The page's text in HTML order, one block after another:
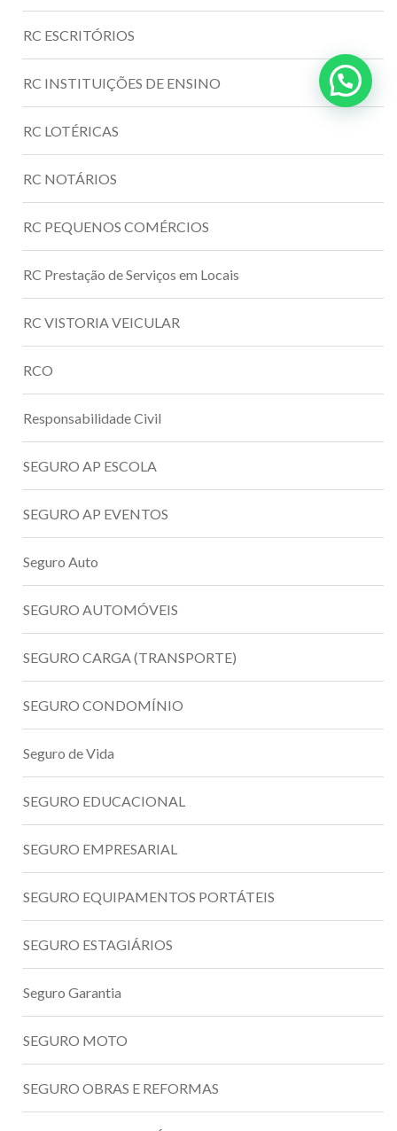
RC ESCRITÓRIOS
RC INSTITUIÇÕES DE ENSINO
RC LOTÉRICAS
RC NOTÁRIOS
RC PEQUENOS COMÉRCIOS
RC Prestação de Serviços em Locais
RC VISTORIA VEICULAR
RCO
Responsabilidade Civil
SEGURO AP ESCOLA
SEGURO AP EVENTOS
Seguro Auto
SEGURO AUTOMÓVEIS
SEGURO CARGA (TRANSPORTE)
SEGURO CONDOMÍNIO
Seguro de Vida
SEGURO EDUCACIONAL
SEGURO EMPRESARIAL
SEGURO EQUIPAMENTOS PORTÁTEIS
SEGURO ESTAGIÁRIOS
Seguro Garantia
SEGURO MOTO
SEGURO OBRAS E REFORMAS